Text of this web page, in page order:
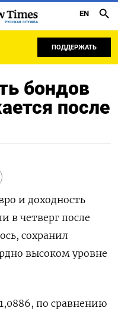
РУССКАЯ СЛУЖБА
EN
ПОДДЕРЖАТЬ
бондов
после
и доходность
в четверг после
сохранил
высоком уровне
по сравнению